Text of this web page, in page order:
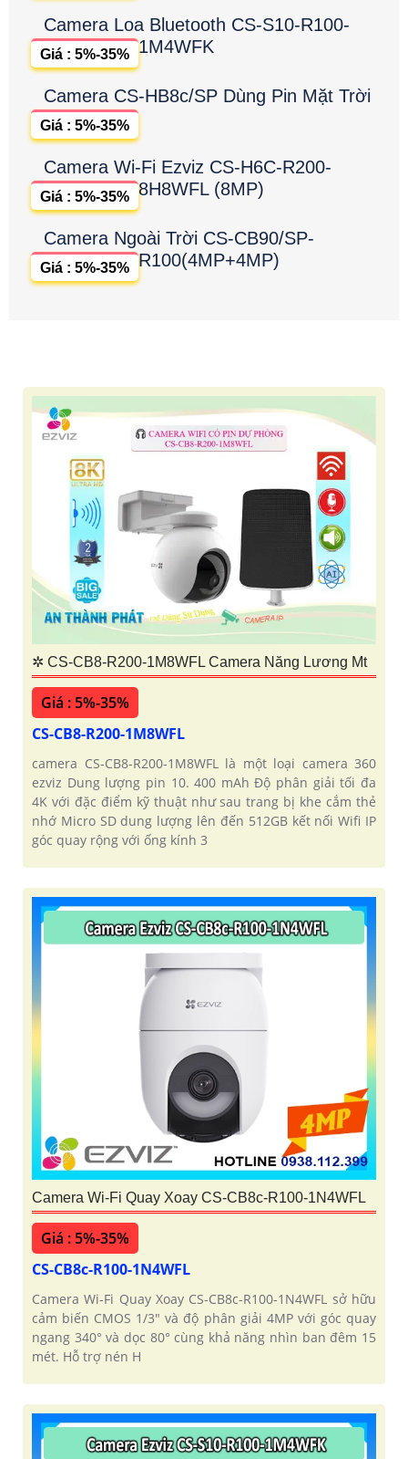
Camera Loa Bluetooth CS-S10-R100-
1M4WFK
Giá : 5%-35%
Camera CS-HB8c/SP Dùng Pin Mặt Trời
Giá : 5%-35%
Camera Wi-Fi Ezviz CS-H6C-R200-
8H8WFL (8MP)
Giá : 5%-35%
Camera Ngoài Trời CS-CB90/SP-
R100(4MP+4MP)
Giá : 5%-35%
✲ CS-CB8-R200-1M8WFL Camera Năng Lương Mt
Giá : 5%-35%
CS-CB8-R200-1M8WFL
camera CS-CB8-R200-1M8WFL là một loại camera 360
ezviz Dung lượng pin 10. 400 mAh Độ phân giải tối đa
4K với đặc điểm kỹ thuật như sau trang bị khe cắm thẻ
nhớ Micro SD dung lượng lên đến 512GB kết nối Wifi IP
góc quay rộng với ống kính 3
Camera Wi-Fi Quay Xoay CS-CB8c-R100-1N4WFL
Giá : 5%-35%
CS-CB8c-R100-1N4WFL
Camera Wi-Fi Quay Xoay CS-CB8c-R100-1N4WFL sở hữu
cảm biến CMOS 1/3" và độ phân giải 4MP với góc quay
ngang 340° và dọc 80° cùng khả năng nhìn ban đêm 15
mét. Hỗ trợ nén H